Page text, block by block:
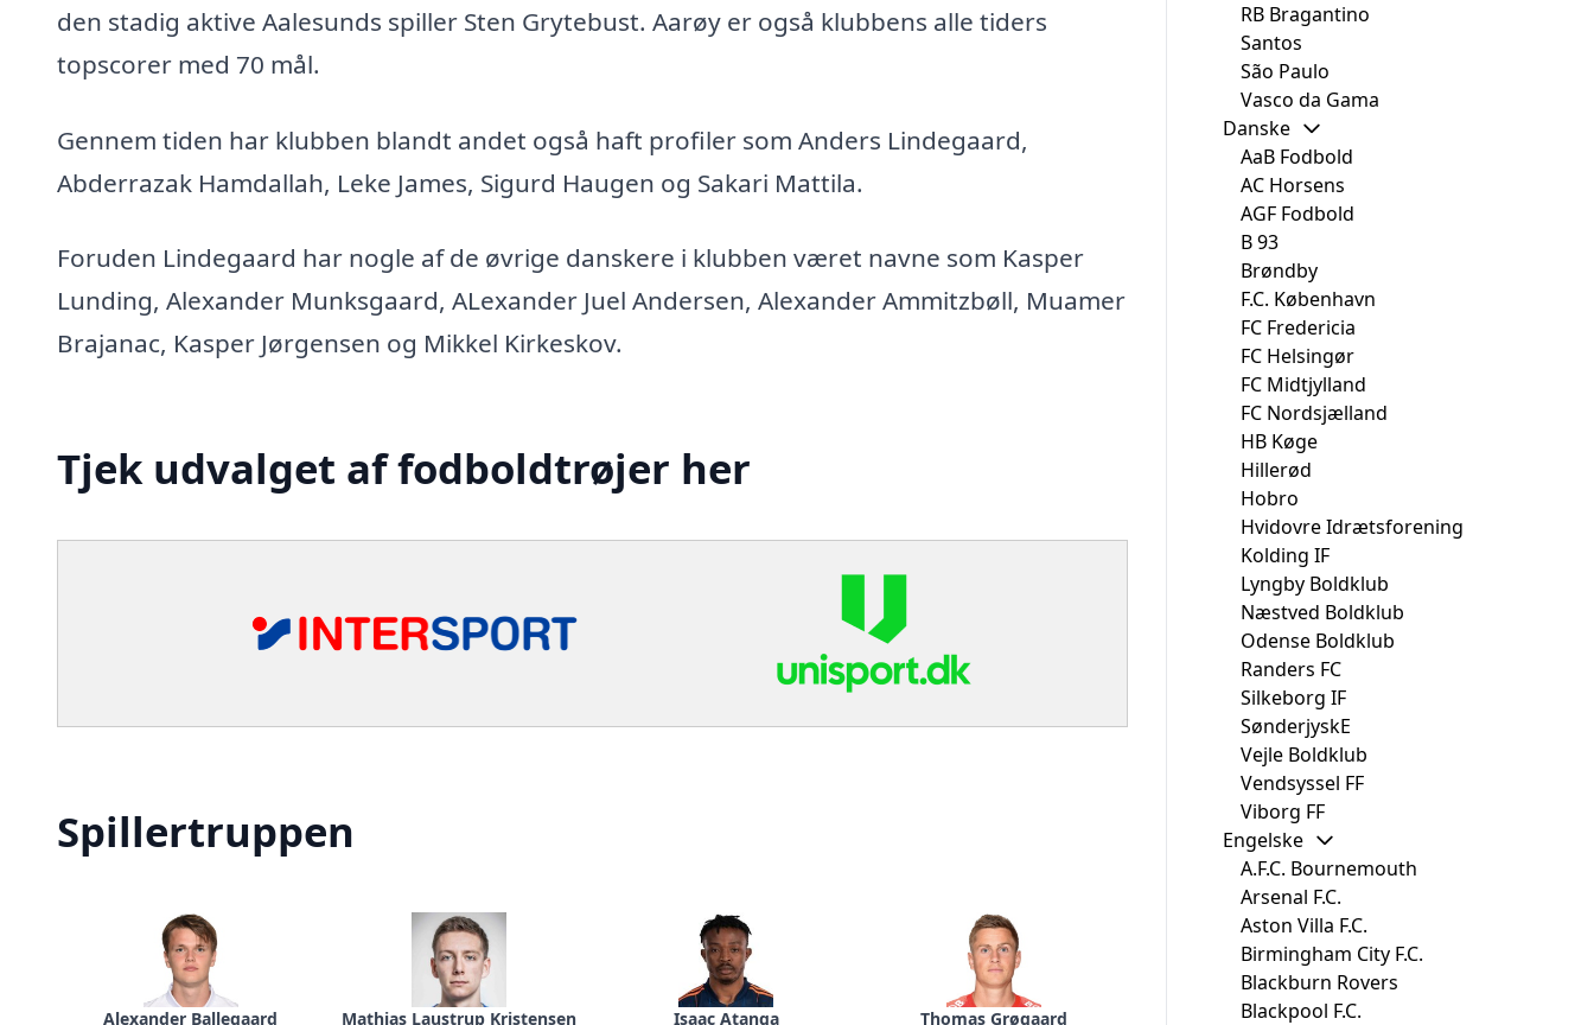
den stadig aktive Aalesunds spiller Sten Grytebust. Aarøy er også klubbens alle tiders
topscorer med 70 mål.
Gennem tiden har klubben blandt andet også haft profiler som Anders Lindegaard,
Abderrazak Hamdallah, Leke James, Sigurd Haugen og Sakari Mattila.
Foruden Lindegaard har nogle af de øvrige danskere i klubben været navne som Kasper
Lunding, Alexander Munksgaard, ALexander Juel Andersen, Alexander Ammitzbøll, Muamer
Brajanac, Kasper Jørgensen og Mikkel Kirkeskov.
Tjek udvalget af fodboldtrøjer her
Spillertruppen
Alexander Ballegaard Mathias Laustrup Kristensen Isaac Atanga Thomas Grøgaard
RB Bragantino
Santos
São Paulo
Vasco da Gama
Danske
AaB Fodbold
AC Horsens
AGF Fodbold
B 93
Brøndby
F.C. København
FC Fredericia
FC Helsingør
FC Midtjylland
FC Nordsjælland
HB Køge
Hillerød
Hobro
Hvidovre Idrætsforening
Kolding IF
Lyngby Boldklub
Næstved Boldklub
Odense Boldklub
Randers FC
Silkeborg IF
SønderjyskE
Vejle Boldklub
Vendsyssel FF
Viborg FF
Engelske
A.F.C. Bournemouth
Arsenal F.C.
Aston Villa F.C.
Birmingham City F.C.
Blackburn Rovers
Blackpool F.C.